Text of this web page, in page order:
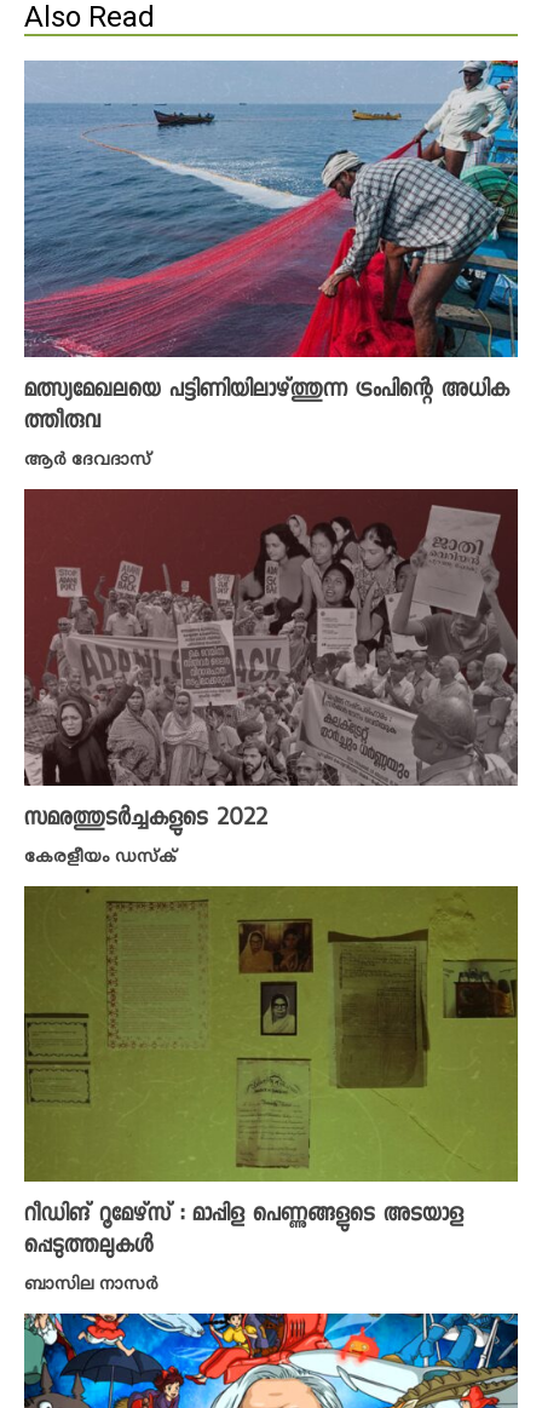
Also Read
മത്സ്യമേഖലയെ പട്ടിണിയിലാഴ്ത്തുന്ന ട്രംപിന്റെ അധിക
ത്തീരുവ
ആർ ദേവദാസ്
സമരത്തുടർച്ചകളുടെ 2022
കേരളീയം ഡസ്ക്
റീഡിങ് റൂമേഴ്സ് : മാപ്പിള പെണ്ണുങ്ങളുടെ അടയാള
പ്പെടുത്തലുകൾ
ബാസില നാസർ